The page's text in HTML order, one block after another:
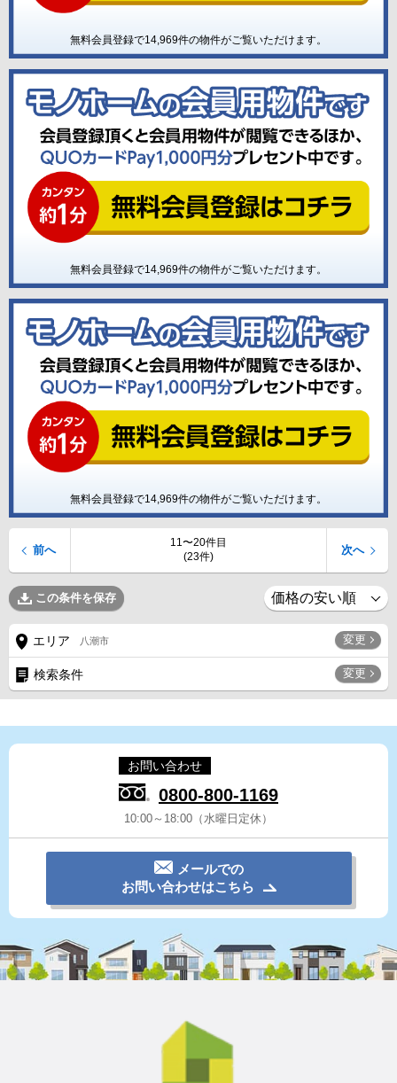
無料会員登録で14,969件の物件がご覧いただけます。
無料会員登録で14,969件の物件がご覧いただけます。
無料会員登録で14,969件の物件がご覧いただけます。
11〜20件目
(23件)
前へ 次へ
この条件を保存
エリア 八潮市 変更
検索条件 変更
お問い合わせ
0800-800-1169
10:00～18:00（水曜日定休）
メールでの
お問い合わせはこちら